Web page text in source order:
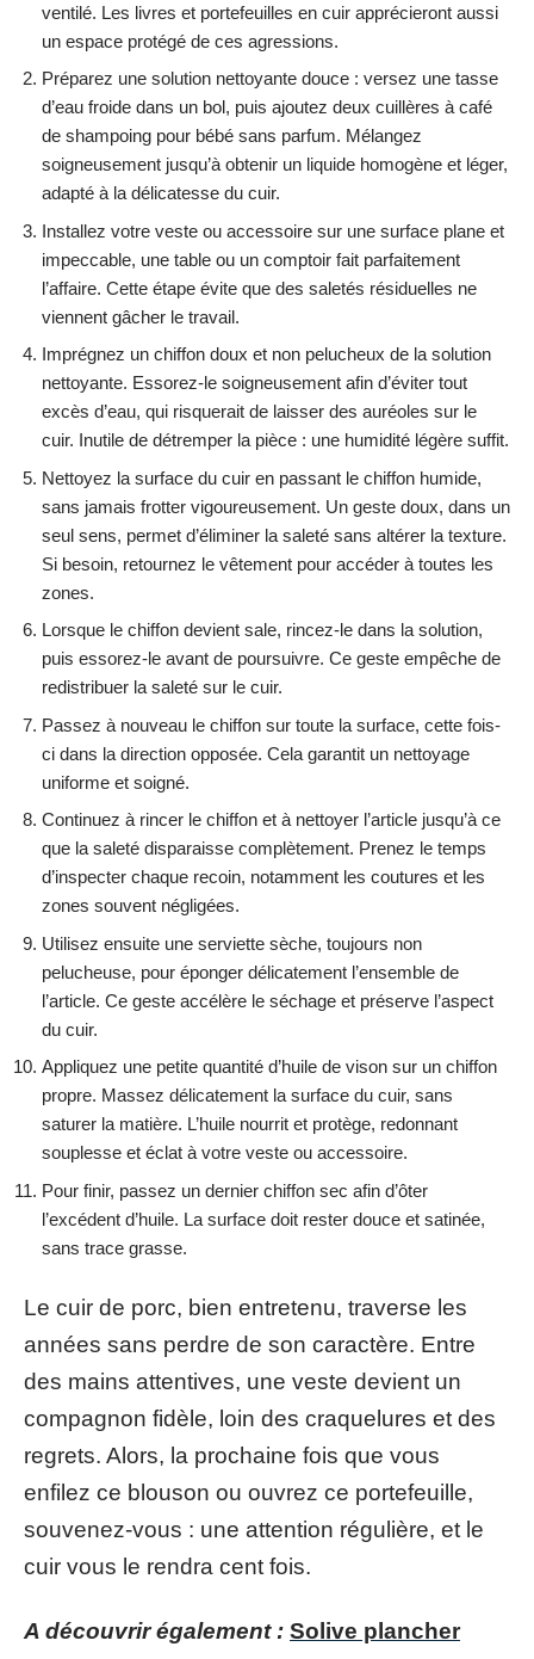
ventilé. Les livres et portefeuilles en cuir apprécieront aussi
un espace protégé de ces agressions.
Préparez une solution nettoyante douce : versez une tasse
d’eau froide dans un bol, puis ajoutez deux cuillères à café
de shampoing pour bébé sans parfum. Mélangez
soigneusement jusqu’à obtenir un liquide homogène et léger,
adapté à la délicatesse du cuir.
Installez votre veste ou accessoire sur une surface plane et
impeccable, une table ou un comptoir fait parfaitement
l’affaire. Cette étape évite que des saletés résiduelles ne
viennent gâcher le travail.
Imprégnez un chiffon doux et non pelucheux de la solution
nettoyante. Essorez-le soigneusement afin d’éviter tout
excès d’eau, qui risquerait de laisser des auréoles sur le
cuir. Inutile de détremper la pièce : une humidité légère suffit.
Nettoyez la surface du cuir en passant le chiffon humide,
sans jamais frotter vigoureusement. Un geste doux, dans un
seul sens, permet d’éliminer la saleté sans altérer la texture.
Si besoin, retournez le vêtement pour accéder à toutes les
zones.
Lorsque le chiffon devient sale, rincez-le dans la solution,
puis essorez-le avant de poursuivre. Ce geste empêche de
redistribuer la saleté sur le cuir.
Passez à nouveau le chiffon sur toute la surface, cette fois-
ci dans la direction opposée. Cela garantit un nettoyage
uniforme et soigné.
Continuez à rincer le chiffon et à nettoyer l’article jusqu’à ce
que la saleté disparaisse complètement. Prenez le temps
d’inspecter chaque recoin, notamment les coutures et les
zones souvent négligées.
Utilisez ensuite une serviette sèche, toujours non
pelucheuse, pour éponger délicatement l’ensemble de
l’article. Ce geste accélère le séchage et préserve l’aspect
du cuir.
Appliquez une petite quantité d’huile de vison sur un chiffon
propre. Massez délicatement la surface du cuir, sans
saturer la matière. L’huile nourrit et protège, redonnant
souplesse et éclat à votre veste ou accessoire.
Pour finir, passez un dernier chiffon sec afin d’ôter
l’excédent d’huile. La surface doit rester douce et satinée,
sans trace grasse.
Le cuir de porc, bien entretenu, traverse les
années sans perdre de son caractère. Entre
des mains attentives, une veste devient un
compagnon fidèle, loin des craquelures et des
regrets. Alors, la prochaine fois que vous
enfilez ce blouson ou ouvrez ce portefeuille,
souvenez-vous : une attention régulière, et le
cuir vous le rendra cent fois.
A découvrir également : Solive plancher